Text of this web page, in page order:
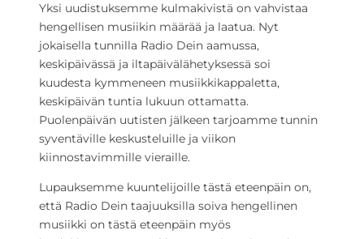
Yksi uudistuksemme kulmakivistä on vahvistaa
hengellisen musiikin määrää ja laatua. Nyt
jokaisella tunnilla Radio Dein aamussa,
keskipäivässä ja iltapäivälähetyksessä soi
kuudesta kymmeneen musiikkikappaletta,
keskipäivän tuntia lukuun ottamatta.
Puolenpäivän uutisten jälkeen tarjoamme tunnin
syventäville keskusteluille ja viikon
kiinnostavimmille vieraille.
Lupauksemme kuuntelijoille tästä eteenpäin on,
että Radio Dein taajuuksilla soiva hengellinen
musiikki on tästä eteenpäin myös